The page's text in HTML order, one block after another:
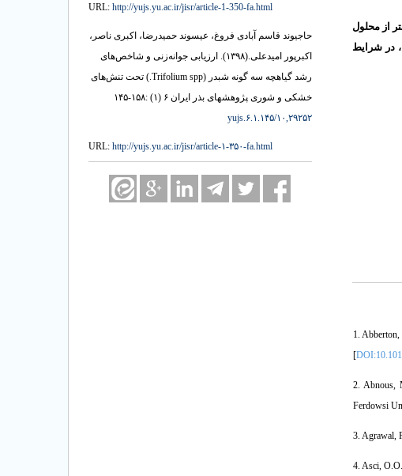
URL: http://yujs.yu.ac.ir/jisr/article-1-350-fa.html
حاجیوند قاسم آبادی فروغ، عیسوند حمیدرضا، اکبری ناصر،
اکبرپور امیدعلی.(۱۳۹۸).
ارزیابی جوانه‌زنی و شاخص‌های
رشد گیاهچه سه گونه شبدر (Trifolium spp.) تحت تنش‌های
خشکی و شوری پژوهشهای بذر ایران ۶ (۱) :۱۵۸-۱۴۵
۱۰,۲۹۲۵۲/yujs.۶.۱.۱۴۵
URL: http://yujs.yu.ac.ir/jisr/article-۱-۳۵۰-fa.html
از محلول
در شرایط
1.
[
2. Abnous,
Ferdowsi
3. Agrawal,
4. Asci,